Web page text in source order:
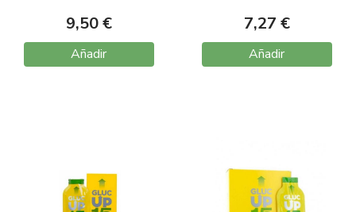
9,50 €
Añadir
7,27 €
Añadir